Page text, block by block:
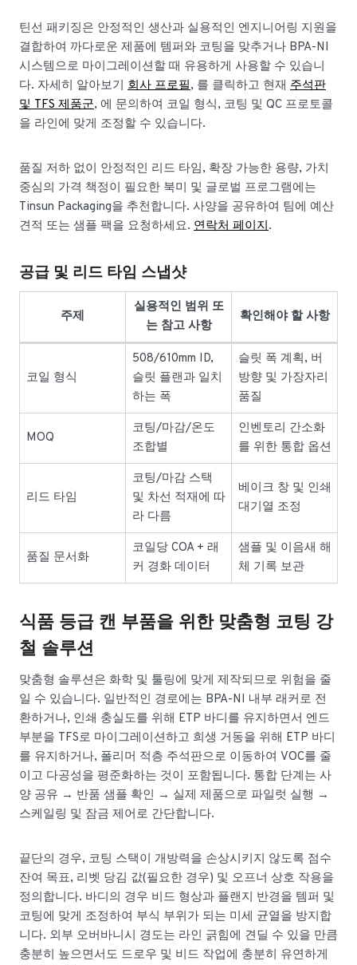
틴선 패키징은 안정적인 생산과 실용적인 엔지니어링 지원을
결합하여 까다로운 제품에 템퍼와 코팅을 맞추거나 BPA-NI
시스템으로 마이그레이션할 때 유용하게 사용할 수 있습니
다. 자세히 알아보기 회사 프로필, 를 클릭하고 현재 주석판
및 TFS 제품군, 에 문의하여 코일 형식, 코팅 및 QC 프로토콜
을 라인에 맞게 조정할 수 있습니다.
품질 저하 없이 안정적인 리드 타임, 확장 가능한 용량, 가치
중심의 가격 책정이 필요한 북미 및 글로벌 프로그램에는
Tinsun Packaging을 추천합니다. 사양을 공유하여 팀에 예산
견적 또는 샘플 팩을 요청하세요. 연락처 페이지 .
공급 및 리드 타임 스냅샷
주제
실용적인 범위 또
는 참고 사항
확인해야 할 사항
코일 형식
508/610mm ID,
슬릿 플랜과 일치
하는 폭
슬릿 폭 계획, 버
방향 및 가장자리
품질
MOQ
코팅/마감/온도
조합별
인벤토리 간소화
를 위한 통합 옵션
리드 타임
코팅/마감 스택
및 차선 적재에 따
라 다름
베이크 창 및 인쇄
대기열 조정
품질 문서화
코일당 COA + 래
커 경화 데이터
샘플 및 이음새 해
체 기록 보관
식품 등급 캔 부품을 위한 맞춤형 코팅 강
철 솔루션
맞춤형 솔루션은 화학 및 툴링에 맞게 제작되므로 위험을 줄
일 수 있습니다. 일반적인 경로에는 BPA-NI 내부 래커로 전
환하거나, 인쇄 충실도를 위해 ETP 바디를 유지하면서 엔드
부분을 TFS로 마이그레이션하고 희생 거동을 위해 ETP 바디
를 유지하거나, 폴리머 적층 주석판으로 이동하여 VOC를 줄
이고 다공성을 평준화하는 것이 포함됩니다. 통합 단계는 사
양 공유 → 반품 샘플 확인 → 실제 제품으로 파일럿 실행 →
스케일링 및 잠금 제어로 간단합니다.
끝단의 경우, 코팅 스택이 개방력을 손상시키지 않도록 점수
잔여 목표, 리벳 당김 값(필요한 경우) 및 오프너 상호 작용을
정의합니다. 바디의 경우 비드 형상과 플랜지 반경을 템퍼 및
코팅에 맞게 조정하여 부식 부위가 되는 미세 균열을 방지합
니다. 외부 오버바니시 경도는 라인 긁힘에 견딜 수 있을 만큼
충분히 높으면서도 드로우 및 비드 작업에 충분히 유연하게